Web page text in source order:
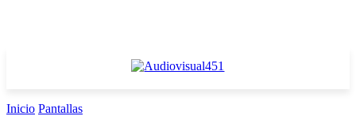
Inicio Pantallas